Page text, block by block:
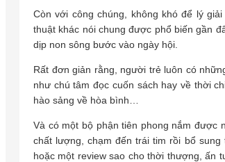
Còn với công chúng, không khó để lý
thuật khác nói chung được phổ biến gần
dịp non sông bước vào ngày hội.
Rất đơn giản rằng, người trẻ luôn có
như chú tâm đọc cuốn sách hay về thời
hào sảng về hòa bình…
Và có một bộ phận tiên phong nắm được
chất lượng, chạm đến trái tim rồi bổ
hoặc một review sao cho thời thượng, ấn